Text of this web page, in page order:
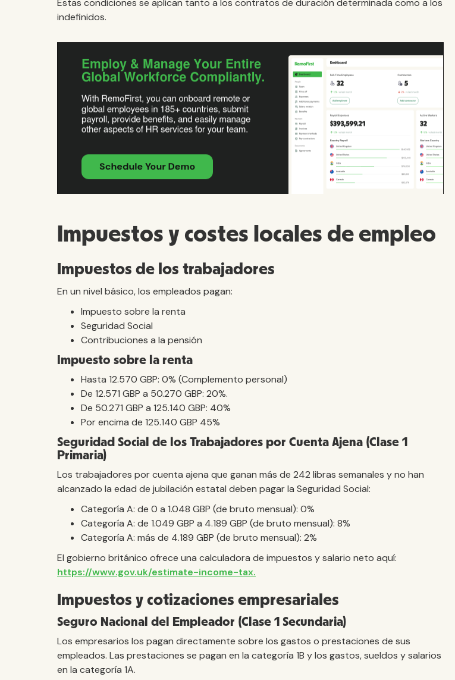
Estas condiciones se aplican tanto a los contratos de duración determinada como a los
indefinidos.
Impuestos y costes locales de empleo
Impuestos de los trabajadores
En un nivel básico, los empleados pagan:
Impuesto sobre la renta
Seguridad Social
Contribuciones a la pensión
Impuesto sobre la renta
Hasta 12.570 GBP: 0% (Complemento personal)
De 12.571 GBP a 50.270 GBP: 20%.
De 50.271 GBP a 125.140 GBP: 40%
Por encima de 125.140 GBP 45%
Seguridad Social de los Trabajadores por Cuenta Ajena (Clase 1
Primaria)
Los trabajadores por cuenta ajena que ganan más de 242 libras semanales y no han
alcanzado la edad de jubilación estatal deben pagar la Seguridad Social:
Categoría A: de 0 a 1.048 GBP (de bruto mensual): 0%
Categoría A: de 1.049 GBP a 4.189 GBP (de bruto mensual): 8%
Categoría A: más de 4.189 GBP (de bruto mensual): 2%
El gobierno británico ofrece una calculadora de impuestos y salario neto aquí:
https://www.gov.uk/estimate-income-tax.
Impuestos y cotizaciones empresariales
Seguro Nacional del Empleador (Clase 1 Secundaria)
Los empresarios los pagan directamente sobre los gastos o prestaciones de sus
empleados. Las prestaciones se pagan en la categoría 1B y los gastos, sueldos y salarios
en la categoría 1A.